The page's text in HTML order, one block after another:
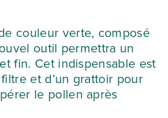
couleur verte, composé
outil permettra un
fin. Cet indispensable est
et d’un grattoir pour
le pollen après